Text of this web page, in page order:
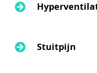
Stuitpijn